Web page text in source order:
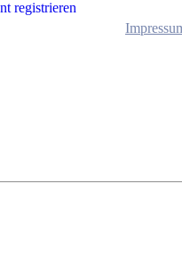
registrieren